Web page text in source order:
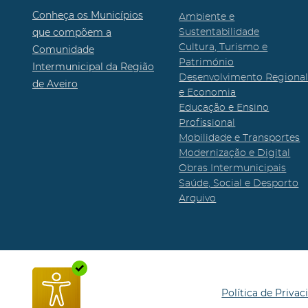
Conheça os Municípios
que compõem a
Comunidade
Intermunicipal da Região
de Aveiro
Ambiente e
Sustentabilidade
Cultura, Turismo e
Património
Desenvolvimento Regional
e Economia
Educação e Ensino
Profissional
Mobilidade e Transportes
Modernização e Digital
Obras Intermunicipais
Saúde, Social e Desporto
Arquivo
Política de